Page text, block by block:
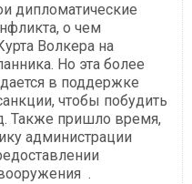
дипломатические
о чем
Волкера на
Но эта более
в поддержке
чтобы побудить
Также пришло время,
администрации
.